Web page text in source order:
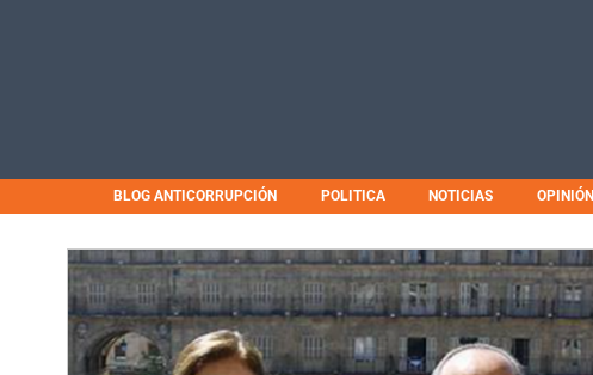
BLOG ANTICORRUPCIÓN POLITICA NOTICIAS OPINIÓN